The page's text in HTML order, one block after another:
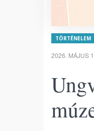
TÖRTÉNELEM
2026. MÁJUS